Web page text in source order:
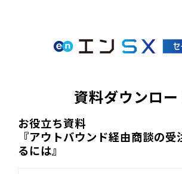
資料ダウンロー
お役立ち資料
『アウトバウンド経由商談の
るには』